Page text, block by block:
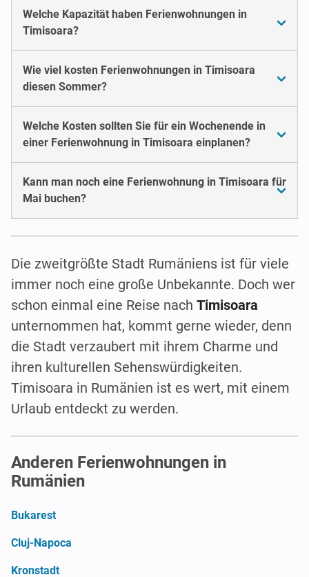
Welche Kapazität haben Ferienwohnungen in
Timisoara?
Wie viel kosten Ferienwohnungen in Timisoara
diesen Sommer?
Welche Kosten sollten Sie für ein Wochenende in
einer Ferienwohnung in Timisoara einplanen?
Kann man noch eine Ferienwohnung in Timisoara für
Mai buchen?
Die zweitgrößte Stadt Rumäniens ist für viele
immer noch eine große Unbekannte. Doch wer
schon einmal eine Reise nach Timisoara
unternommen hat, kommt gerne wieder, denn
die Stadt verzaubert mit ihrem Charme und
ihren kulturellen Sehenswürdigkeiten.
Timisoara in Rumänien ist es wert, mit einem
Urlaub entdeckt zu werden.
Anderen Ferienwohnungen in
Rumänien
Bukarest
Cluj-Napoca
Kronstadt